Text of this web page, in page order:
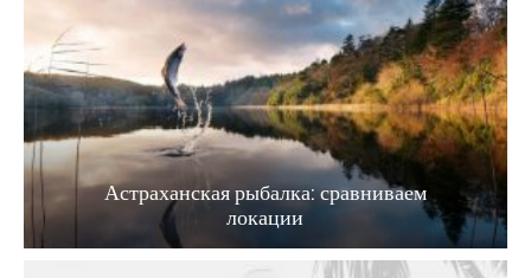
Астраханская рыбалка: сравниваем
локации